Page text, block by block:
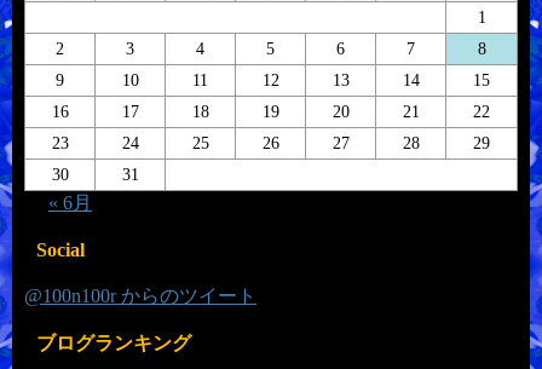
1
2
3 4 5 6 7
8
9
10 11 12 13 14
15
16
17 18 19 20 21
22
23
24 25 26 27 28
29
30
31
« 6月
Social
@100n100r からのツイート
ブログランキング